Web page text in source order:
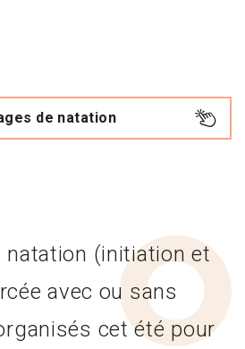
de natation
natation (initiation et
avec ou sans
cet été pour